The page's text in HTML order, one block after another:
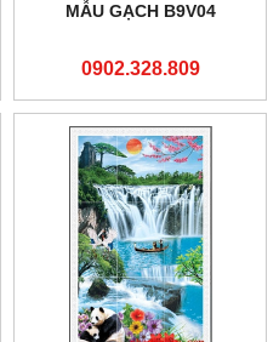
MẪU GẠCH B9V04
0902.328.809